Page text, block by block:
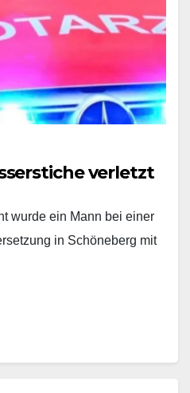
verletzt
wurde ein Mann bei einer
in Schöneberg mit